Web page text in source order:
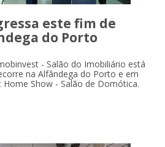
este fim de
do Porto
- Salão do Imobiliário está
na Alfândega do Porto e em
Show - Salão de Domótica.